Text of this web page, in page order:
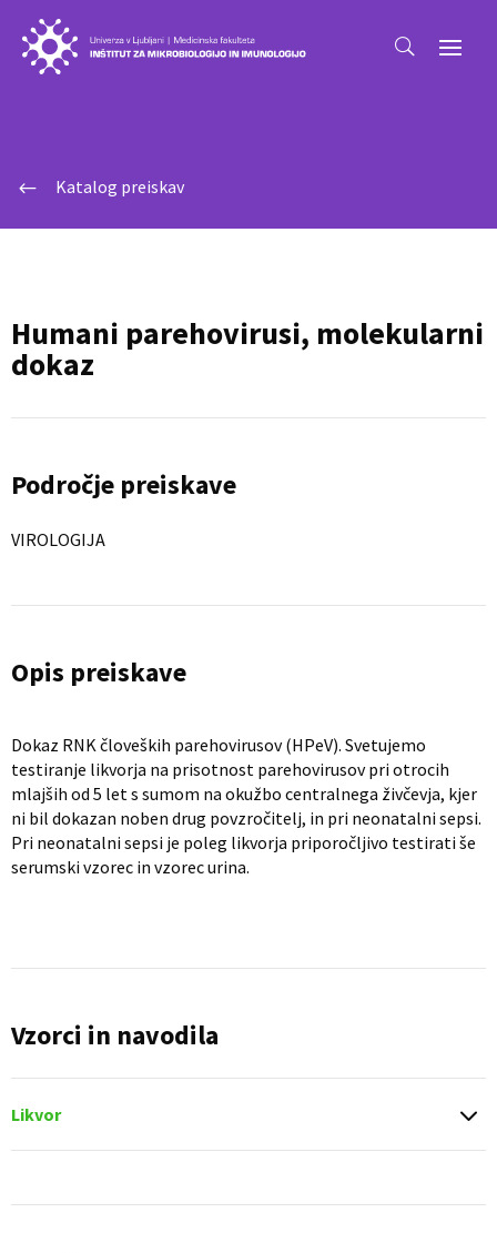
# Katalog preiskav
Humani parehovirusi, molekularni
dokaz
Področje preiskave
VIROLOGIJA
Opis preiskave
Dokaz RNK človeških parehovirusov (HPeV). Svetujemo
testiranje likvorja na prisotnost parehovirusov pri otrocih
mlajših od 5 let s sumom na okužbo centralnega živčevja, kjer
ni bil dokazan noben drug povzročitelj, in pri neonatalni sepsi.
Pri neonatalni sepsi je poleg likvorja priporočljivo testirati še
serumski vzorec in vzorec urina.
Vzorci in navodila
Likvor